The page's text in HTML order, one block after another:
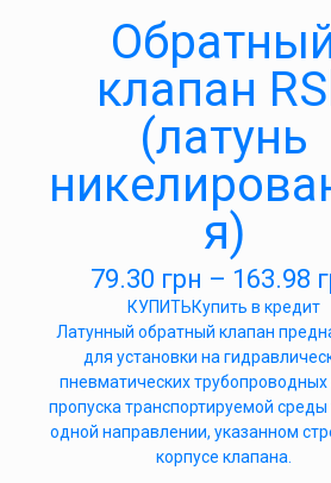
клапан
(латунь
я)
79.30 грн – 163.98
КУПИТЬКупить в кредит
Латунный обратный клапан
для установки на
пневматических трубопроводных
пропуска транспортируемой среды
одной направлении, указанном
корпусе клапана.